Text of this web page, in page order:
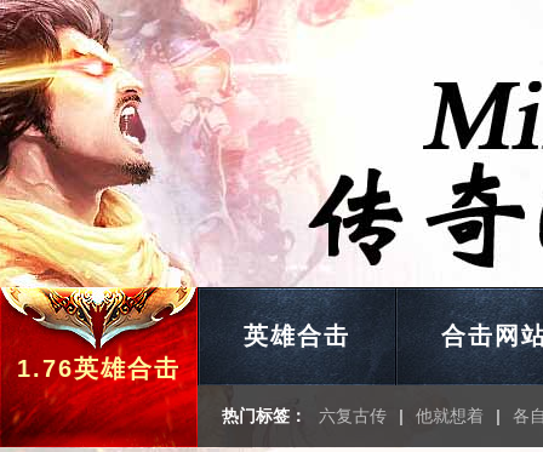
1.76英雄合击
英雄合击 合击网
热门标签： 六复古传 | 他就想着 | 各